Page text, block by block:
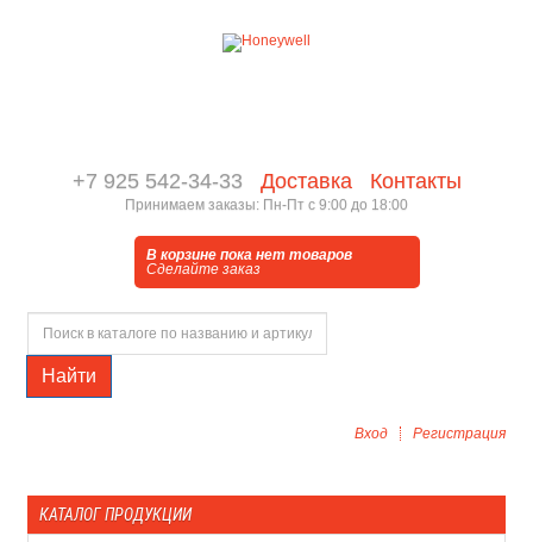
+7 925 542-34-33 Доставка Контакты
Принимаем заказы: Пн-Пт с 9:00 до 18:00
В корзине пока нет товаров
Сделайте заказ
Найти
Вход Регистрация
КАТАЛОГ ПРОДУКЦИИ